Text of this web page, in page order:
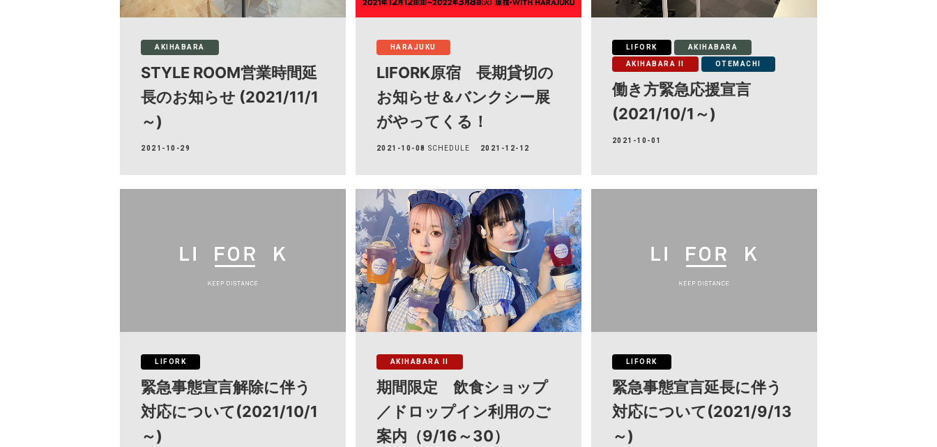
AKIHABARA
STYLE ROOM営業時間延
長のお知らせ (2021/11/1
～)
2021-10-29
HARAJUKU
LIFORK原宿 長期貸切の
お知らせ＆バンクシー展
がやってくる！
2021-10-08 SCHEDULE 2021-12-12
LIFORK
AKIHABARA
AKIHABARA II
OTEMACHI
働き方緊急応援宣言
(2021/10/1～)
2021-10-01
LIFORK
緊急事態宣言解除に伴う
対応について(2021/10/1
～)
AKIHABARA II
期間限定 飲食ショップ
／ドロップイン利用のご
案内（9/16～30）
LIFORK
緊急事態宣言延長に伴う
対応について(2021/9/13
～)